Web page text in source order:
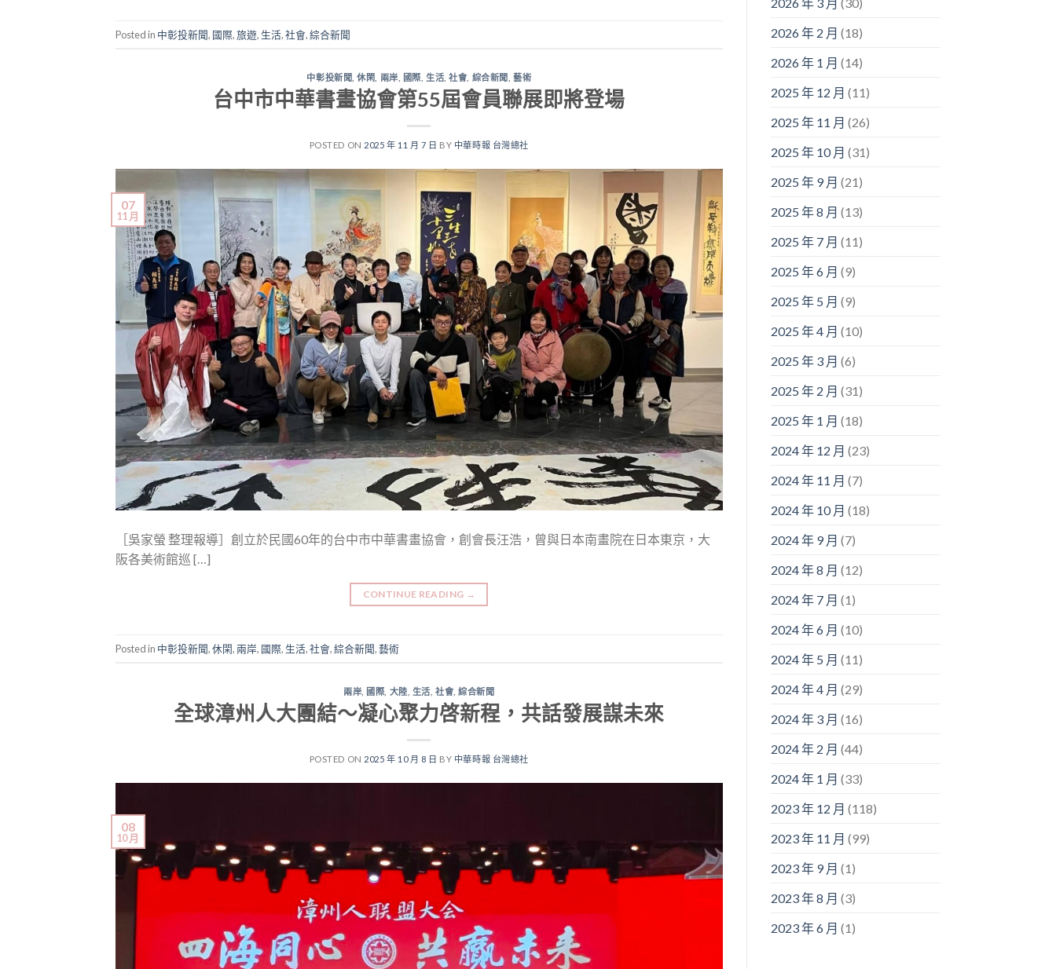
Posted in 中彰投新聞, 國際,旅遊,生活,社會,綜合新聞
中彰投新聞 ,休閑 兩岸 國際,生活 ,社會, 綜合新聞 藝術
台中市中華書畫協會第55屆會員聯展即將登場
POSTED ON 2025 年 11 月 7 日 BY 中華時報 台灣總社
07
11 月
［吳家螢 整理報導］創立於民國60年的台中市中華書畫協會，創會長汪浩，曾與日本南畫院在日本東京，大
阪各美術館巡 […]
CONTINUE READING →
Posted in 中彰投新聞,休閑,兩岸, 國際,生活,社會,綜合新聞,藝術
兩岸 國際, 大陸 生活 社會,綜合新聞
全球漳州人大團結～凝心聚力啓新程，共話發展謀未來
POSTED ON 2025 年 10 月 8 日 BY 中華時報 台灣總社
08
10 月
2026 年 2 月 (18)
2026 年 1 月 (14)
2025 年 12 月 (11)
2025 年 11 月 (26)
2025 年 10 月 (31)
2025 年 9 月 (21)
2025 年 8 月 (13)
2025 年 7 月 (11)
2025 年 6 月 (9)
2025 年 5 月 (9)
2025 年 4 月 (10)
2025 年 3 月 (6)
2025 年 2 月 (31)
2025 年 1 月 (18)
2024 年 12 月 (23)
2024 年 11 月 (7)
2024 年 10 月 (18)
2024 年 9 月 (7)
2024 年 8 月 (12)
2024 年 7 月 (1)
2024 年 6 月 (10)
2024 年 5 月 (11)
2024 年 4 月 (29)
2024 年 3 月 (16)
2024 年 2 月 (44)
2024 年 1 月 (33)
2023 年 12 月 (118)
2023 年 11 月 (99)
2023 年 9 月 (1)
2023 年 8 月 (3)
2023 年 6 月 (1)